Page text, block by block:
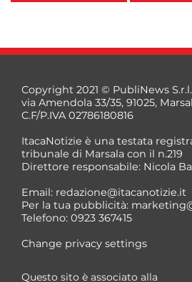
Copyright 2021 © PubliNews
via Amendola 33/35, 91025,
C.F/P.IVA 02786180816
ItacaNotizie è una testata
tribunale di Marsala con il n.219
Direttore responsabile: Nicola
Email: redazione@itacanotizie.it
Per la tua pubblicità:
Telefono: 0923 367415
Change privacy settings
Questo sito è associato alla